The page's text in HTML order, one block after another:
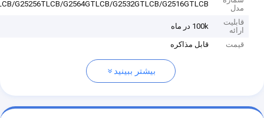
مدل
G25256TLCB/G2564GTLCB/G2532GTLCB/G2516GTLCB
قابلیت
ارائه
100k در ماه
قیمت قابل مذاکره
بیشتر ببینید